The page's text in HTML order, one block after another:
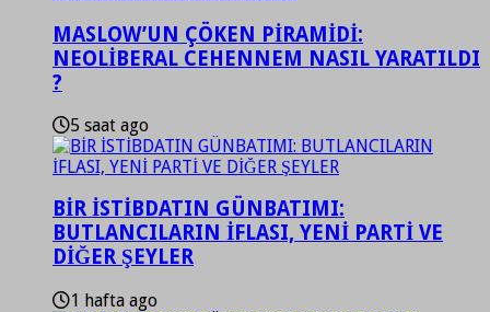
MASLOW’UN ÇÖKEN PİRAMİDİ:
NEOLİBERAL CEHENNEM NASIL YARATILDI
?
5 saat ago
BİR İSTİBDATIN GÜNBATIMI:
BUTLANCILARIN İFLASI, YENİ PARTİ VE
DİĞER ŞEYLER
1 hafta ago